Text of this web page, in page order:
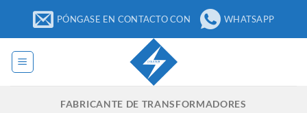
contenido
PÓNGASE EN CONTACTO CON WHATSAPP
FABRICANTE DE TRANSFORMADORES